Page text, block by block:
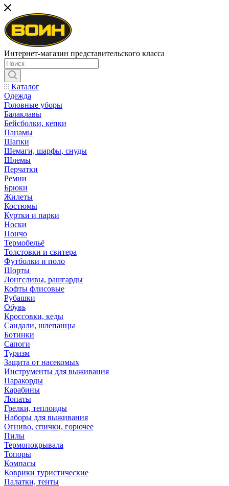
Интернет-магазин представительского класса
Каталог
Одежда
Головные уборы
Балаклавы
Бейсболки, кепки
Панамы
Шапки
Шемаги, шарфы, снуды
Шлемы
Перчатки
Ремни
Брюки
Жилеты
Костюмы
Куртки и парки
Носки
Пончо
Термобельё
Толстовки и свитера
Футболки и поло
Шорты
Лонгсливы, рашгарды
Кофты флисовые
Рубашки
Обувь
Кроссовки, кеды
Сандали, шлепанцы
Ботинки
Сапоги
Туризм
Защита от насекомых
Инструменты для выживания
Паракорды
Карабины
Лопаты
Грелки, теплоиды
Наборы для выживания
Огниво, спички, горючее
Пилы
Термопокрывала
Топоры
Компасы
Коврики туристические
Палатки, тенты